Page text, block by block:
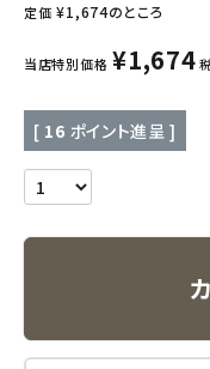
キッチン用品
フード・ドリンク
定価 ¥1,674のところ
当店特別価格 ¥1,674
[ 16 ポイント進呈 ]